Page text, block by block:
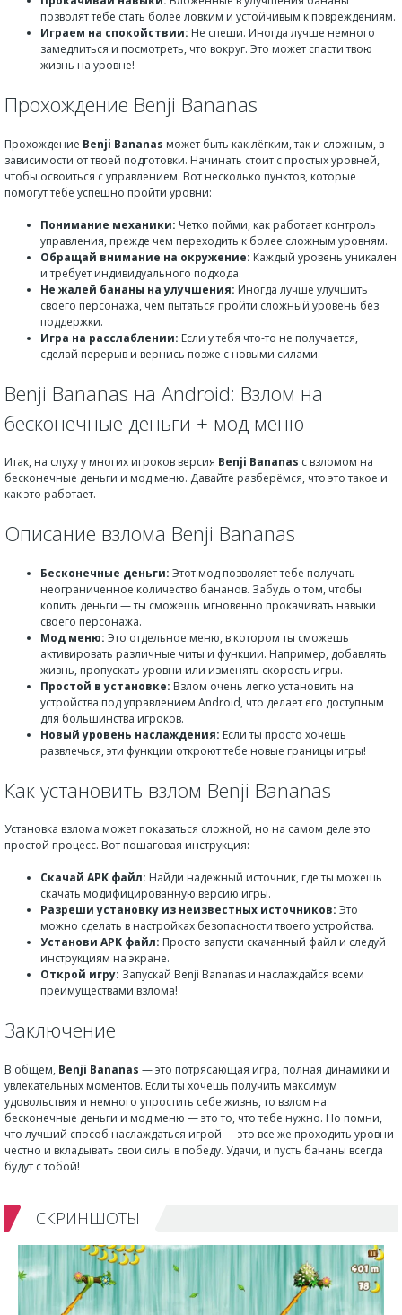
позволят тебе стать более ловким и устойчивым к повреждениям.
Играем на спокойствии: Не спеши. Иногда лучше немного
замедлиться и посмотреть, что вокруг. Это может спасти твою
жизнь на уровне!
Прохождение Benji Bananas
Прохождение Benji Bananas может быть как лёгким, так и сложным, в
зависимости от твоей подготовки. Начинать стоит с простых уровней,
чтобы освоиться с управлением. Вот несколько пунктов, которые
помогут тебе успешно пройти уровни:
Понимание механики: Четко пойми, как работает контроль
управления, прежде чем переходить к более сложным уровням.
Обращай внимание на окружение: Каждый уровень уникален
и требует индивидуального подхода.
Не жалей бананы на улучшения: Иногда лучше улучшить
своего персонажа, чем пытаться пройти сложный уровень без
поддержки.
Игра на расслаблении: Если у тебя что-то не получается,
сделай перерыв и вернись позже с новыми силами.
Benji Bananas на Android: Взлом на
бесконечные деньги + мод меню
Итак, на слуху у многих игроков версия Benji Bananas с взломом на
бесконечные деньги и мод меню. Давайте разберёмся, что это такое и
как это работает.
Описание взлома Benji Bananas
Бесконечные деньги: Этот мод позволяет тебе получать
неограниченное количество бананов. Забудь о том, чтобы
копить деньги — ты сможешь мгновенно прокачивать навыки
своего персонажа.
Мод меню: Это отдельное меню, в котором ты сможешь
активировать различные читы и функции. Например, добавлять
жизнь, пропускать уровни или изменять скорость игры.
Простой в установке: Взлом очень легко установить на
устройства под управлением Android, что делает его доступным
для большинства игроков.
Новый уровень наслаждения: Если ты просто хочешь
развлечься, эти функции откроют тебе новые границы игры!
Как установить взлом Benji Bananas
Установка взлома может показаться сложной, но на самом деле это
простой процесс. Вот пошаговая инструкция:
Скачай APK файл: Найди надежный источник, где ты можешь
скачать модифицированную версию игры.
Разреши установку из неизвестных источников: Это
можно сделать в настройках безопасности твоего устройства.
Установи APK файл: Просто запусти скачанный файл и следуй
инструкциям на экране.
Открой игру: Запускай Benji Bananas и наслаждайся всеми
преимуществами взлома!
Заключение
В общем, Benji Bananas — это потрясающая игра, полная динамики и
увлекательных моментов. Если ты хочешь получить максимум
удовольствия и немного упростить себе жизнь, то взлом на
бесконечные деньги и мод меню — это то, что тебе нужно. Но помни,
что лучший способ наслаждаться игрой — это все же проходить уровни
честно и вкладывать свои силы в победу. Удачи, и пусть бананы всегда
будут с тобой!
СКРИНШОТЫ